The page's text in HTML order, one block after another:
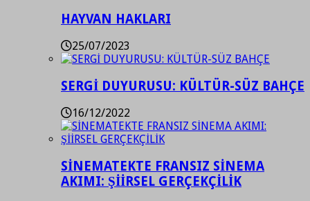
HAYVAN HAKLARI
25/07/2023
SERGİ DUYURUSU: KÜLTÜR-SÜZ BAHÇE
16/12/2022
SİNEMATEKTE FRANSIZ SİNEMA
AKIMI: ŞİİRSEL GERÇEKÇİLİK